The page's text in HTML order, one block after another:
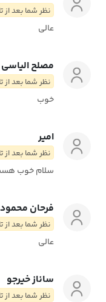
نظر شما بعد
عالی
مصلح الیاسی
نظر شما بعد
خوب
امیر
نظر شما بعد
سلام خوب
فرحان
نظر شما بعد
عالی
ساناز خیرجو
نظر شما بعد